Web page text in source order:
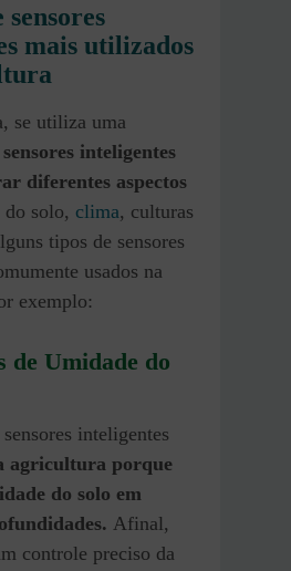
sensores
mais utilizados
se utiliza uma
inteligentes
diferentes aspectos
do solo, clima, culturas
tipos de sensores
usados na
exemplo:
de Umidade do
inteligentes
agricultura porque
do solo em
Afinal,
controle preciso da